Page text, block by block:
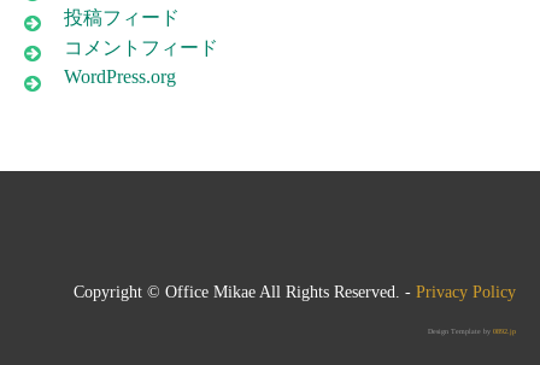
投稿フィード
コメントフィード
WordPress.org
Copyright © Office Mikae All Rights Reserved. - Privacy Policy
Design Template by 0892.jp